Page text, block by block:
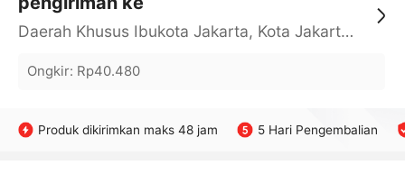
Daerah Khusus Ibukota Jakarta, Kota Jakarta Barat, Cengkareng, yy
Ongkir: Rp40.480
Produk dikirimkan maks 48 jam 5 Hari Pengembalian